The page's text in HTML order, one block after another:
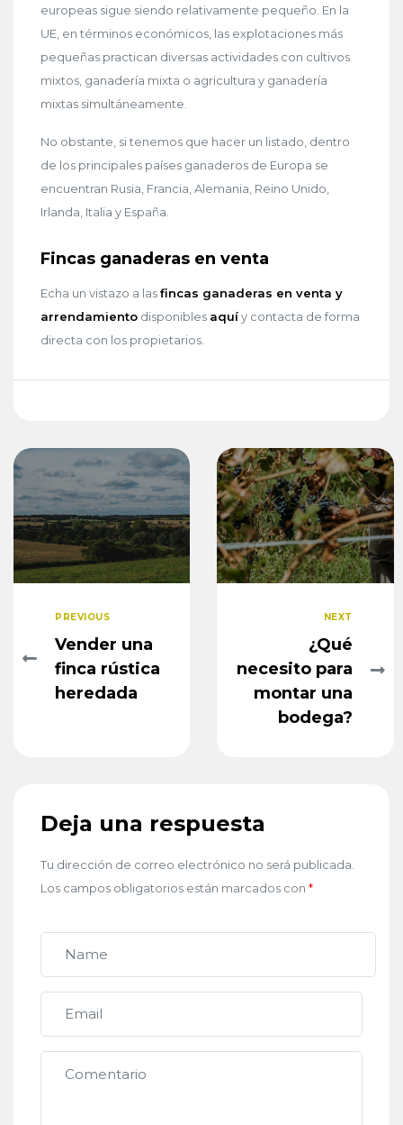
europeas sigue siendo relativamente pequeño. En la
UE, en términos económicos, las explotaciones más
pequeñas practican diversas actividades con cultivos
mixtos, ganadería mixta o agricultura y ganadería
mixtas simultáneamente.
No obstante, si tenemos que hacer un listado, dentro
de los principales países ganaderos de Europa se
encuentran Rusia, Francia, Alemania, Reino Unido,
Irlanda, Italia y España.
Fincas ganaderas en venta
Echa un vistazo a lasfincas ganaderas en venta y
arrendamiento disponibles aquíy contacta de forma
directa con los propietarios.
PREVIOUS
Vender una
finca rústica
heredada
NEXT
¿Qué
necesito para
montar una
bodega?
Deja una respuesta
Tu dirección de correo electrónico no será publicada.
Los campos obligatorios están marcados con *